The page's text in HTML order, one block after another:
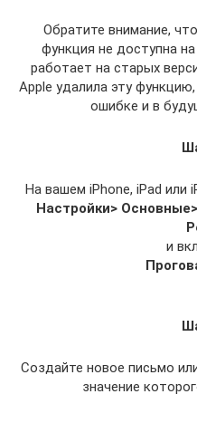
Обратите внимание,
функция не доступна
работает на старых
Apple удалила эту
ошибке и в
На вашем iPhone, iPad или
Настройки>
и
Создайте новое письмо
значение